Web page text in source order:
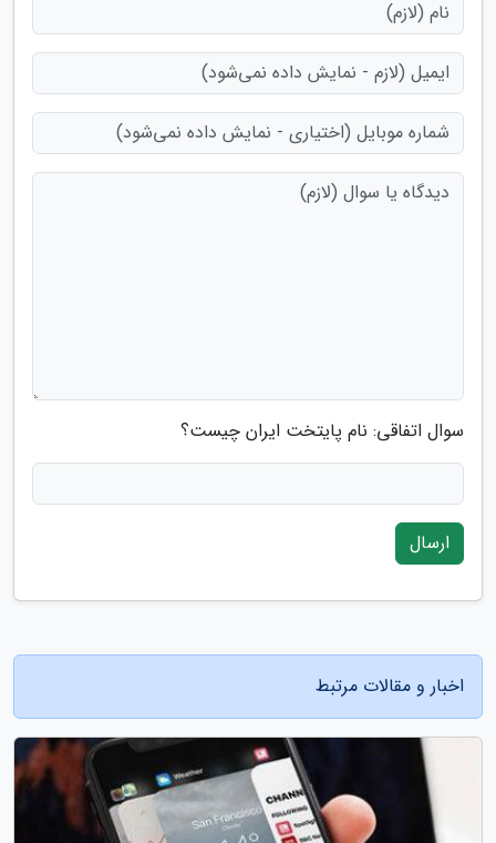
سوال اتفاقی: نام پایتخت ایران چیست؟
ارسال
اخبار و مقالات مرتبط